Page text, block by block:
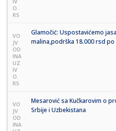
O.
RS
VO
JV
OD
INA
UZ
IV
O.
RS
Glamočić: Uspostavićemo
malina,podrška 18.000 rsd po
VO
JV
OD
INA
Mesarović sa Kučkarovim o
Srbije i Uzbekistana